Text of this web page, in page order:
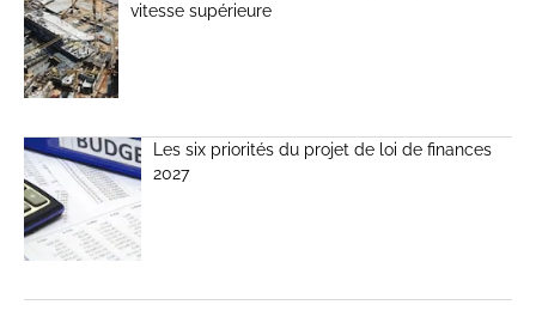
vitesse supérieure
Les six priorités du projet de loi de finances
2027